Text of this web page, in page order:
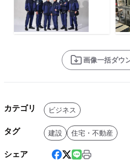
画像一括ダウ
カテゴリ ビジネス
タグ 建設 住宅・不動産
シェア